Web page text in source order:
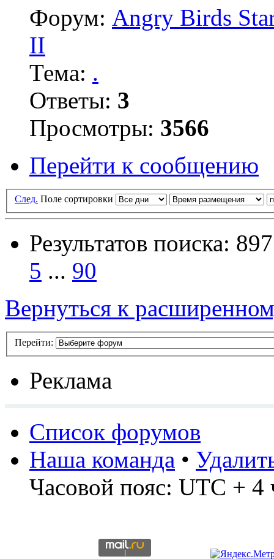
Форум: Angry Birds
II
Тема: .
Ответы: 3
Просмотры: 3566
Перейти к сообщению
След. Поле сортировки
Результатов поиска:
5 ... 90
Вернуться к
Перейти:
Реклама
Список форумов
Наша команда •
Часовой пояс: UTC + 4